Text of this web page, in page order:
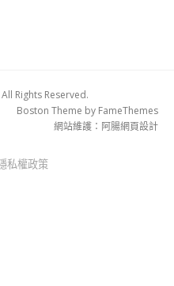
Rights Reserved.
Boston Theme by FameThemes
網站維護： 阿腸網頁設計
私權政策